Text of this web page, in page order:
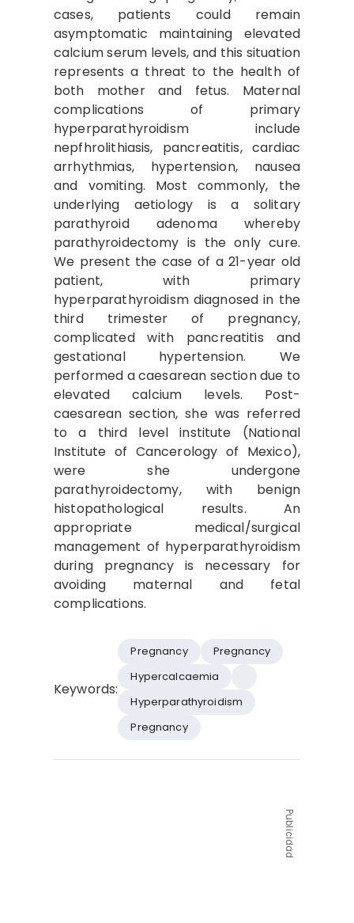
cases, patients could remain
asymptomatic maintaining elevated
calcium serum levels, and this situation
represents a threat to the health of
both mother and fetus. Maternal
complications of primary
hyperparathyroidism include
nepfhrolithiasis, pancreatitis, cardiac
arrhythmias, hypertension, nausea
and vomiting. Most commonly, the
underlying aetiology is a solitary
parathyroid adenoma whereby
parathyroidectomy is the only cure.
We present the case of a 21-year old
patient, with primary
hyperparathyroidism diagnosed in the
third trimester of pregnancy,
complicated with pancreatitis and
gestational hypertension. We
performed a caesarean section due to
elevated calcium levels. Post-
caesarean section, she was referred
to a third level institute (National
Institute of Cancerology of Mexico),
were she undergone
parathyroidectomy, with benign
histopathological results. An
appropriate medical/surgical
management of hyperparathyroidism
during pregnancy is necessary for
avoiding maternal and fetal
complications.
Keywords:
Pregnancy
Pregnancy
Hypercalcaemia
Hyperparathyroidism
Pregnancy
Publicidad